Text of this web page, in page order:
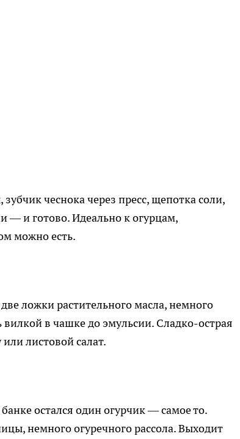
чеснока через пресс, щепотка соли,
— и готово. Идеально к огурцам,
можно есть.
ложки растительного масла, немного
в чашке до эмульсии. Сладко-острая
листовой салат.
остался один огурчик — самое то.
немного огуречного рассола. Выходит